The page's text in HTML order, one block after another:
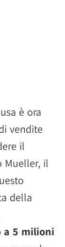
è ora
vendite
il
Mueller, il
della
a 5 milioni